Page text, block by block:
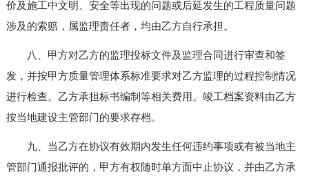
价及施工中文明、安全等出现的问题或后延发生的工程质量问题
涉及的索赔，属监理责任者，均由乙方自行承担。
八、甲方对乙方的监理投标文件及监理合同进行审查和签
发，并按甲方质量管理体系标准要求对乙方监理的过程控制情况
进行检查。乙方承担标书编制等相关费用。竣工档案资料由乙方
按当地建设主管部门的要求存档。
九、当乙方在协议有效期内发生任何违约事项或有被当地主
管部门通报批评的，甲方有权随时单方面中止协议，并由乙方承